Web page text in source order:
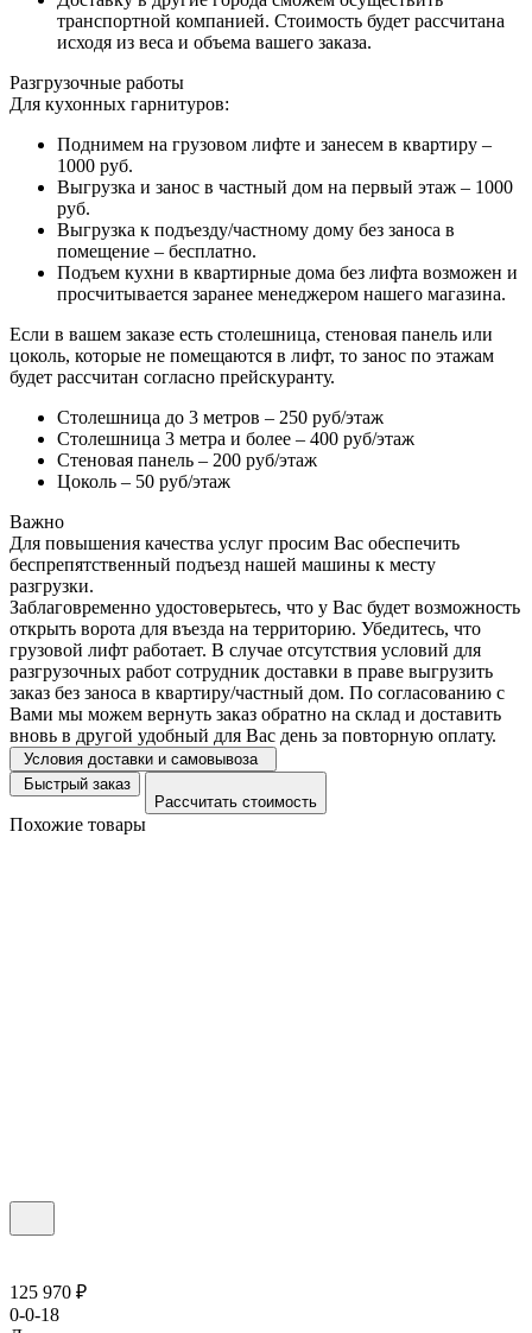
транспортной компанией. Стоимость будет рассчитана
исходя из веса и объема вашего заказа.
Разгрузочные работы
Для кухонных гарнитуров:
Поднимем на грузовом лифте и занесем в квартиру –
1000 руб.
Выгрузка и занос в частный дом на первый этаж – 1000
руб.
Выгрузка к подъезду/частному дому без заноса в
помещение – бесплатно.
Подъем кухни в квартирные дома без лифта возможен и
просчитывается заранее менеджером нашего магазина.
Если в вашем заказе есть столешница, стеновая панель или
цоколь, которые не помещаются в лифт, то занос по этажам
будет рассчитан согласно прейскуранту.
Столешница до 3 метров – 250 руб/этаж
Столешница 3 метра и более – 400 руб/этаж
Стеновая панель – 200 руб/этаж
Цоколь – 50 руб/этаж
Важно
Для повышения качества услуг просим Вас обеспечить
беспрепятственный подъезд нашей машины к месту
разгрузки.
Заблаговременно удостоверьтесь, что у Вас будет возможность
открыть ворота для въезда на территорию. Убедитесь, что
грузовой лифт работает. В случае отсутствия условий для
разгрузочных работ сотрудник доставки в праве выгрузить
заказ без заноса в квартиру/частный дом. По согласованию с
Вами мы можем вернуть заказ обратно на склад и доставить
вновь в другой удобный для Вас день за повторную оплату.
Условия доставки и самовывоза
Быстрый заказ
Рассчитать стоимость
Похожие товары
125 970 ₽
0-0-18